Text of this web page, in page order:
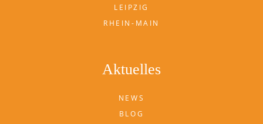
LEIPZIG
RHEIN-MAIN
Aktuelles
NEWS
BLOG